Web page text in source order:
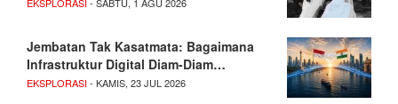
Jembatan Tak Kasatmata: Bagaimana
Infrastruktur Digital Diam-Diam…
EKSPLORASI- KAMIS, 23 JUL 2026